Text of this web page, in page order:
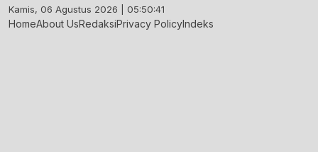
Skip
to
Kamis, 06 Agustus 2026 | 05:50:41
HomeAbout UsRedaksiPrivacy PolicyIndeks